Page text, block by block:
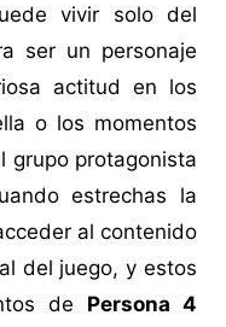
vivir solo del
ser un personaje
actitud en los
o los momentos
grupo protagonista
estrechas la
al contenido
del juego, y estos
de Persona 4